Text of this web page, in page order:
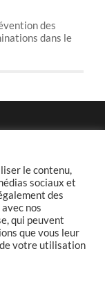
des
dans le
DU
le contenu,
sociaux et
des
nos
qui peuvent
que vous leur
votre utilisation